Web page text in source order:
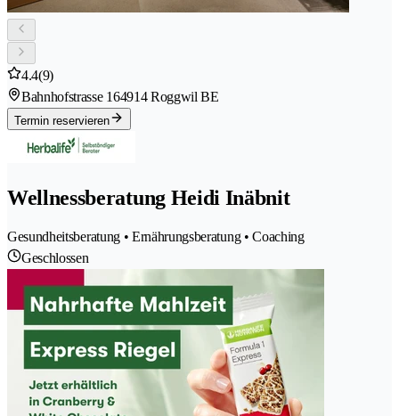
4.4(9)
Bahnhofstrasse 164914 Roggwil BE
Termin reservieren
Wellnessberatung Heidi Inäbnit
Gesundheitsberatung • Ernährungsberatung • Coaching
Geschlossen